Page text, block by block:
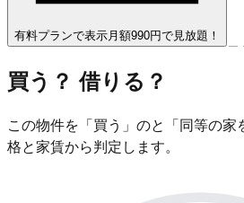
有料プランで表示 月額990円で見放題！
買う？ 借りる？
この物件を「買う」のと「同等の
格と家賃から判定します。